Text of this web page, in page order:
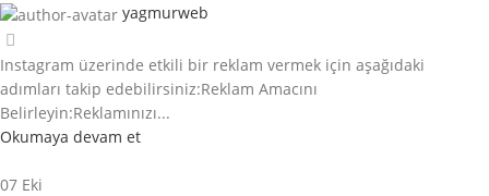
yagmurweb
Instagram üzerinde etkili bir reklam vermek için aşağıdaki
adımları takip edebilirsiniz:Reklam Amacını
Belirleyin:Reklamınızı...
Okumaya devam et
07 Eki